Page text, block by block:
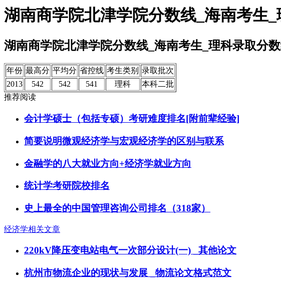
湖南商学院北津学院分数线_海南考生
湖南商学院北津学院分数线_海南考生_理科录取分
年份 最高分 平均分 省控线 考生类别 录取批次
2013
542 542 541 理科
本科二批
推荐阅读
会计学硕士（包括专硕）考研难度排名[附前辈经验]
简要说明微观经济学与宏观经济学的区别与联系
金融学的八大就业方向+经济学就业方向
统计学考研院校排名
史上最全的中国管理咨询公司排名（318家）
经济学相关文章
220kV降压变电站电气一次部分设计(一) _其他论文
杭州市物流企业的现状与发展 _物流论文格式范文